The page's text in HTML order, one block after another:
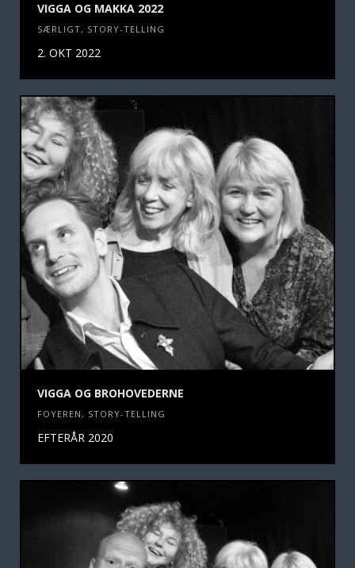
VIGGA OG MAKKA 2022
SÆRLIGT, STORY-TELLING
2. OKT 2022
VIGGA OG BROHOVEDERNE
FOYEREN , STORY-TELLING
EFTERÅR 2020